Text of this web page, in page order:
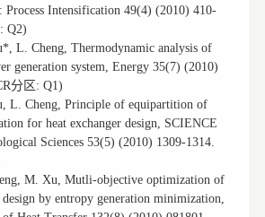
Process Intensification 49(4) (2010) 410-
: Q2)
L. Cheng, Thermodynamic analysis of
generation system, Energy 35(7) (2010)
分区: Q1)
L. Cheng, Principle of equipartition of
for heat exchanger design, SCIENCE
Sciences 53(5) (2010) 1309-1314.
M. Xu, Mutli-objective optimization of
design by entropy generation minimization,